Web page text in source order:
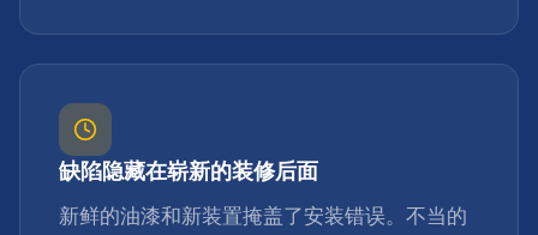
缺陷隐藏在崭新的装修后面
新鲜的油漆和新装置掩盖了安装错误。不当的